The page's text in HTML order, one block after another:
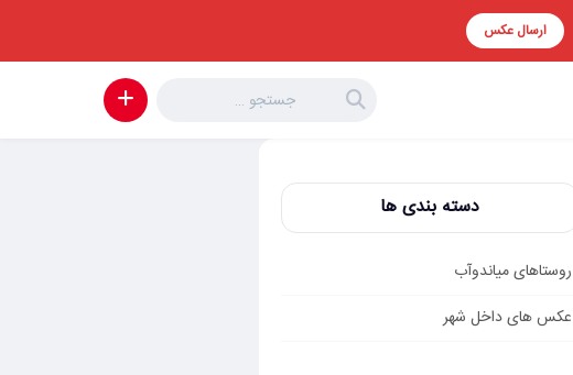
ارسال عکس
دسته بندی ها
روستاهای میاندوآب
عکس های داخل شهر